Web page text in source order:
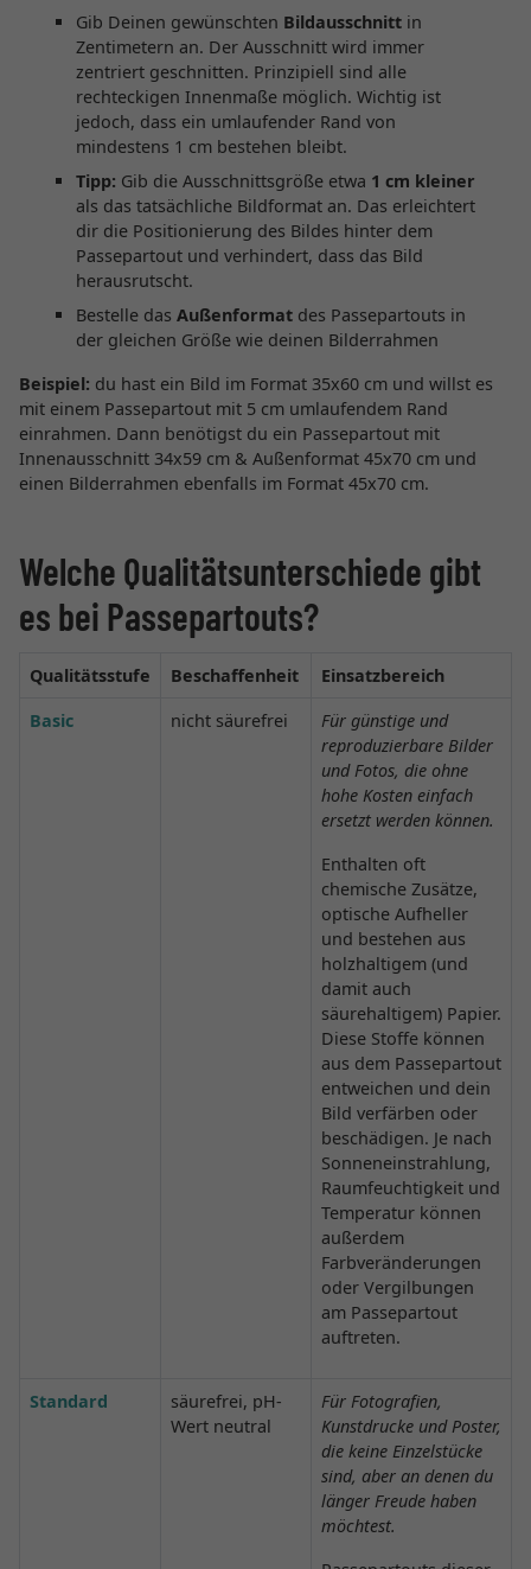
Gib Deinen gewünschten Bildausschnitt in
Zentimetern an. Der Ausschnitt wird immer
zentriert geschnitten. Prinzipiell sind alle
rechteckigen Innenmaße möglich. Wichtig ist
jedoch, dass ein umlaufender Rand von
mindestens 1 cm bestehen bleibt.
Tipp: Gib die Ausschnittsgröße etwa 1 cm kleiner
als das tatsächliche Bildformat an. Das erleichtert
dir die Positionierung des Bildes hinter dem
Passepartout und verhindert, dass das Bild
herausrutscht.
Bestelle das Außenformat des Passepartouts in
der gleichen Größe wie deinen Bilderrahmen
Beispiel: du hast ein Bild im Format 35x60 cm und willst es
mit einem Passepartout mit 5 cm umlaufendem Rand
einrahmen. Dann benötigst du ein Passepartout mit
Innenausschnitt 34x59 cm & Außenformat 45x70 cm und
einen Bilderrahmen ebenfalls im Format 45x70 cm.
Welche Qualitätsunterschiede gibt
es bei Passepartouts?
Qualitätsstufe Beschaffenheit
Einsatzbereich
Basic
nicht säurefrei
Für günstige und
reproduzierbare Bilder
und Fotos, die ohne
hohe Kosten einfach
ersetzt werden können.
Enthalten oft
chemische Zusätze,
optische Aufheller
und bestehen aus
holzhaltigem (und
damit auch
säurehaltigem) Papier.
Diese Stoffe können
aus dem Passepartout
entweichen und dein
Bild verfärben oder
beschädigen. Je nach
Sonneneinstrahlung,
Raumfeuchtigkeit und
Temperatur können
außerdem
Farbveränderungen
oder Vergilbungen
am Passepartout
auftreten.
Standard
säurefrei, pH-
Wert neutral
Für Fotografien,
Kunstdrucke und Poster,
die keine Einzelstücke
sind, aber an denen du
länger Freude haben
möchtest.